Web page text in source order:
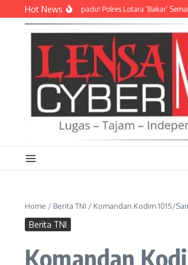
Lewati ke konten
Hot News
Sekadar Adu Pepadu! Polres Lotara ‘Bakar’ Semangat
Home / Berita TNI / Komandan Kodim 1015/
Berita TNI
Komandan